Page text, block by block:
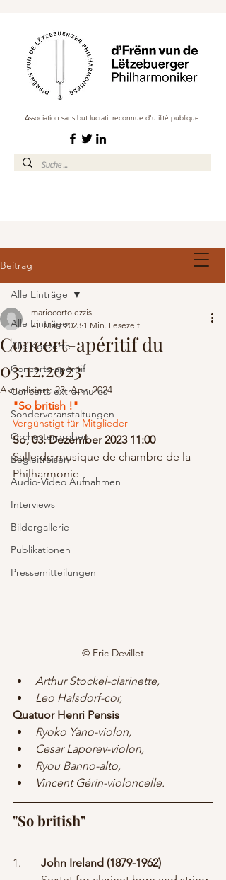
Association sans but lucratif reconnue d'utilité publique
Beitrag
Alle Einträge
Alle Konzerte
Concerts-apéritif
Concerts extra-muros
Sonderveranstaltungen
Orchesterproben
Begleitreisen
Audio-Video Aufnahmen
Interviews
Bildergallerie
Publikationen
Pressemitteilungen
Alle Einträge
Concert-apéritif du
03.12.2023
mariocortolezzis
21. März 2023 1 Min. Lesezeit
Aktualisiert:23. Apr. 2024
"So british !"
Vergünstigt für Mitglieder
So, 03. Dezember 2023 11:00
Salle de musique de chambre de la
Philharmonie
© Eric Devillet
Arthur Stockel-clarinette,
Leo Halsdorf-cor,
Quatuor Henri Pensis
Ryoko Yano-violon,
Cesar Laporev-violon,
Ryou Banno-alto,
Vincent Gérin-violoncelle.
"So british"
John Ireland (1879-1962)